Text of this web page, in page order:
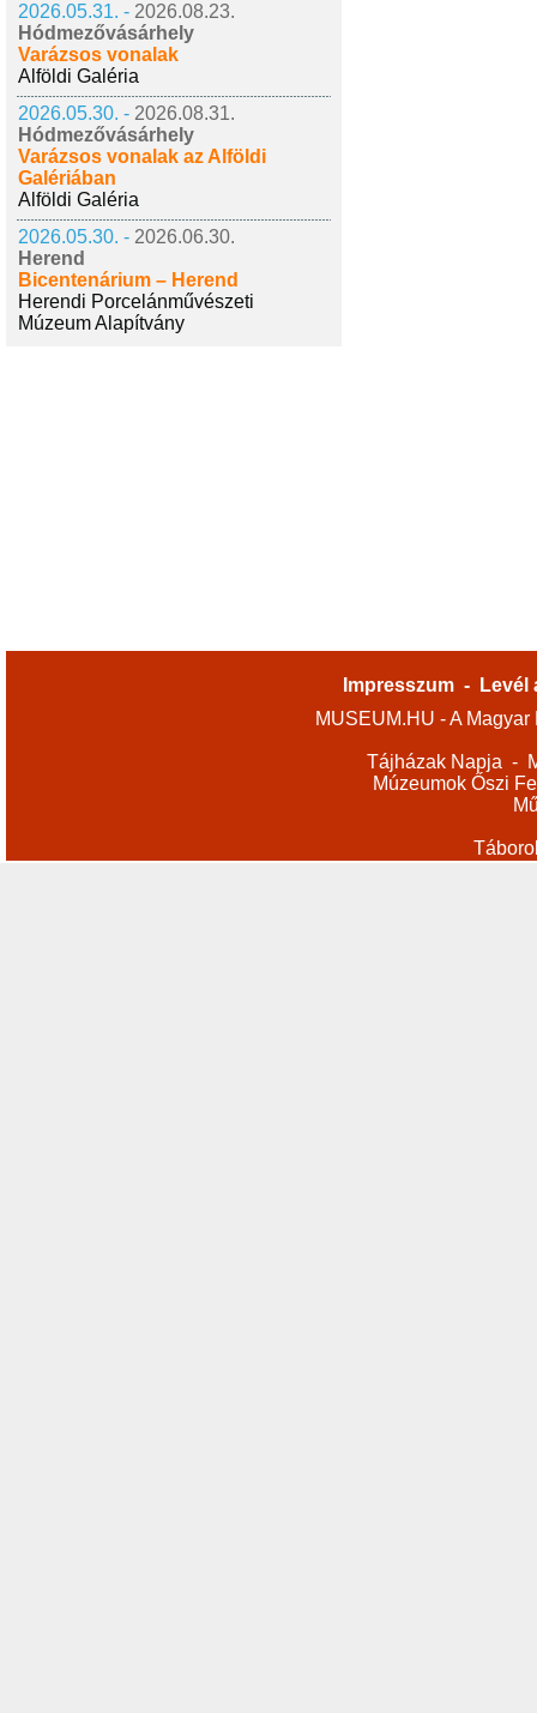
2026.05.31. - 2026.08.23.
Hódmezővásárhely
Varázsos vonalak
Alföldi Galéria
2026.05.30. - 2026.08.31.
Hódmezővásárhely
Varázsos vonalak az Alföldi
Galériában
Alföldi Galéria
2026.05.30. - 2026.06.30.
Herend
Bicentenárium – Herend
Herendi Porcelánművészeti
Múzeum Alapítvány
Impresszum -
Levél
MUSEUM.HU - A
Tájházak Napja -
Múzeumok Őszi